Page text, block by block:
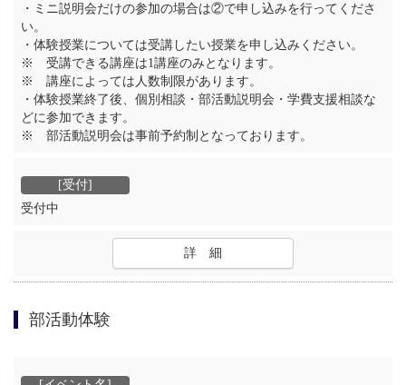
・ミニ説明会だけの参加の場合は②で申し込みを行ってくださ
い。
・体験授業については受講したい授業を申し込みください。
※ 受講できる講座は1講座のみとなります。
※ 講座によっては人数制限があります。
・体験授業終了後、個別相談・部活動説明会・学費支援相談な
どに参加できます。
※ 部活動説明会は事前予約制となっております。
受付中
詳 細
部活動体験